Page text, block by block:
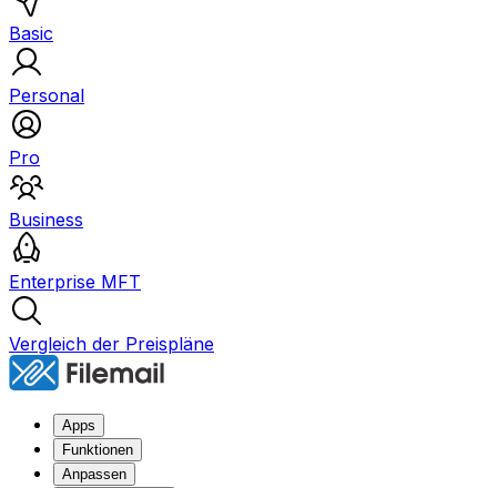
Basic
Personal
Pro
Business
Enterprise MFT
Vergleich der Preispläne
Apps
Funktionen
Anpassen